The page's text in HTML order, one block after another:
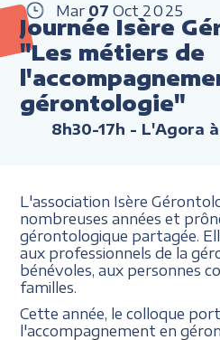
Mar 07 Oct 2025
Journée Isère
"Les métiers de
gérontologie"
8h30-17h - L'Agora à
L'association Isère
nombreuses années et
gérontologique partagée.
aux professionnels de la
bénévoles, aux personnes
familles.
Cette année, le colloque
l'accompagnement en